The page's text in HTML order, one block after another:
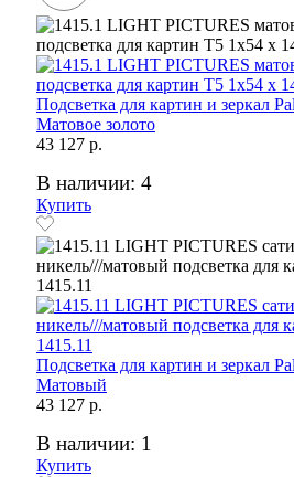
Подсветка для картин и зеркал
Матовое золото
43 127 р.
В наличии: 4
Купить
Подсветка для картин и зеркал
Матовый
43 127 р.
В наличии: 1
Купить